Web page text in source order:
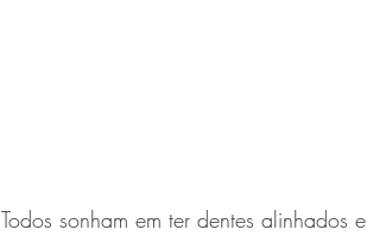
Todos sonham em ter dentes